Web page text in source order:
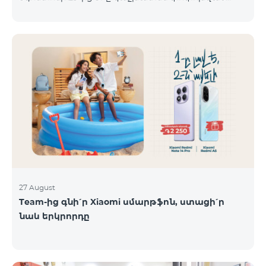
Հրազդան, Սևան և Ճամբարակ քաղաքների
Հանգստյան Տիգրան Մեծի պողոտա 71, տարածք
65-66 09:00-18:00 09:00-18:00 09:00-18:00 Վ․
Ավանեսովի 8/1-2 10:00-23:00 09:00-18:00 09:00-18:00
Արշակունյաց պողոտա 34/3 09:00-18:00 10:00-23:00
10:00-23:00 Արտաշիսյան փողոց 85/14 09:00-18:00 0
27 August
Team-ից գնի՛ր Xiaomi սմարթֆոն, ստացի՛ր
նաև երկրորդը